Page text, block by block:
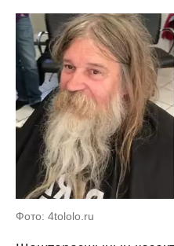
Фото: 4tololo.ru